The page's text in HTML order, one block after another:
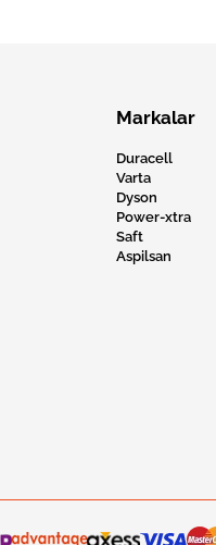
Markalar
Duracell
Varta
Dyson
Power-xtra
Saft
Aspilsan